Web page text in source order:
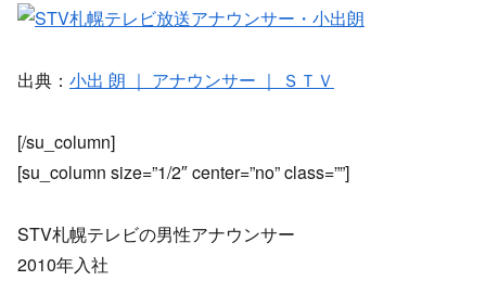
出典： 小出 朗 ｜ アナウンサー ｜ ＳＴＶ
[/su_column]
[su_column size=”1/2″ center=”no” class=””]
STV札幌テレビの男性アナウンサー
2010年入社